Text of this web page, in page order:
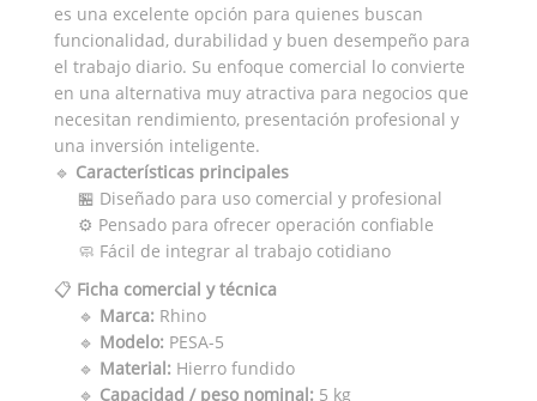
es una excelente opción para quienes buscan
funcionalidad, durabilidad y buen desempeño para
el trabajo diario. Su enfoque comercial lo convierte
en una alternativa muy atractiva para negocios que
necesitan rendimiento, presentación profesional y
una inversión inteligente.
🔹 Características principales
🏪 Diseñado para uso comercial y profesional
⚙️ Pensado para ofrecer operación confiable
🧼 Fácil de integrar al trabajo cotidiano
📋 Ficha comercial y técnica
🔹 Marca: Rhino
🔹 Modelo: PESA-5
🔹 Material: Hierro fundido
🔹 Capacidad / peso nominal: 5 kg